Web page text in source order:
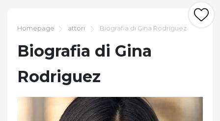
Homepage attori Biografia di Gina Rodriguez
Biografia di Gina
Rodriguez